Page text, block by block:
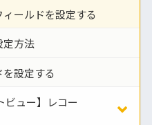
ールドを設定する
定方法
設定する
ビュー】レコー